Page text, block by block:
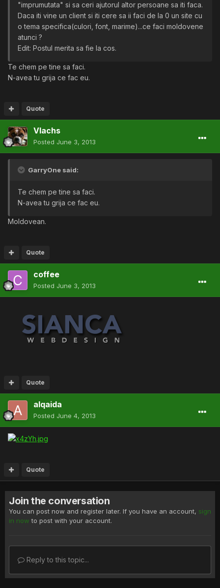
"imprumutata" si sa ceri ajutorul altor persoane sa iti faca.
Daca iti vine un client si iti cere sa ii faci de la 0 un site cu
o tema specifica(culori, font, marime)...ce faci moldovene
atunci ?
Edit: Postul merita sa fie la cos.
Te chem pe tine sa faci.
N-avea tu grija ce fac eu.
Quote
Vlachs
Posted June 3, 2013
GarryOne said:
Te chem pe tine sa faci.
N-avea tu grija ce fac eu.
Moldovean.
Quote
coffee
Posted June 3, 2013
Quote
alqaida
Posted June 4, 2013
Quote
Join the conversation
You can post now and register later. If you have an account, sign
in now to post with your account.
Reply to this topic...